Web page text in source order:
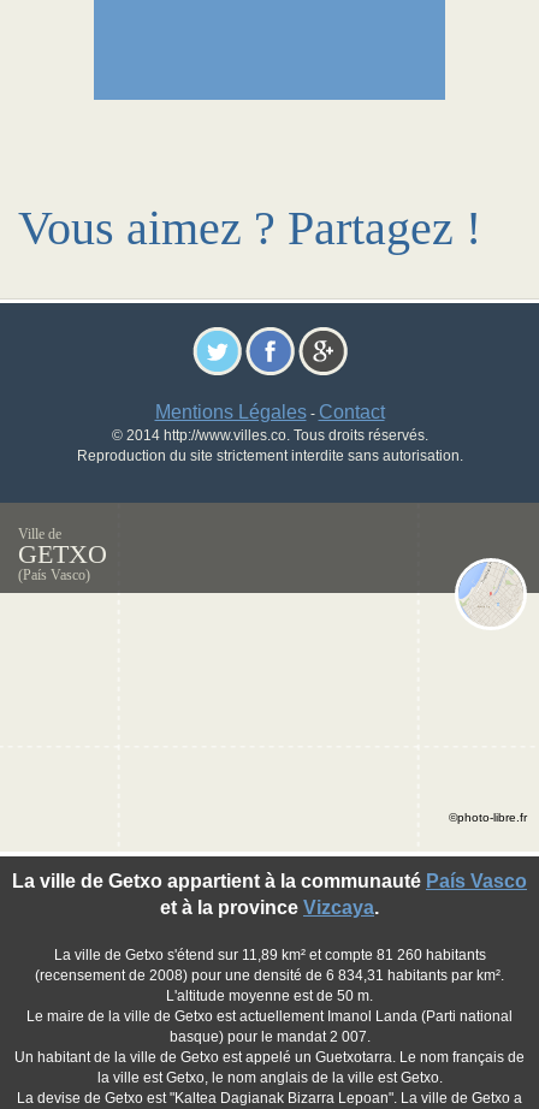
Vous aimez ? Partagez !
Mentions Légales- Contact
© 2014 http://www.villes.co. Tous droits réservés.
Reproduction du site strictement interdite sans autorisation.
Ville de
GETXO
(País Vasco)
La ville de Getxo appartient à la communauté País Vasco
et à la province Vizcaya.
La ville de Getxo s'étend sur 11,89 km² et compte 81 260 habitants
(recensement de 2008) pour une densité de 6 834,31 habitants par km².
L'altitude moyenne est de 50 m.
Le maire de la ville de Getxo est actuellement Imanol Landa (Parti national
basque) pour le mandat 2 007.
Un habitant de la ville de Getxo est appelé un Guetxotarra. Le nom français de
la ville est Getxo, le nom anglais de la ville est Getxo.
La devise de Getxo est "Kaltea Dagianak Bizarra Lepoan". La ville de Getxo a
©photo-libre.fr